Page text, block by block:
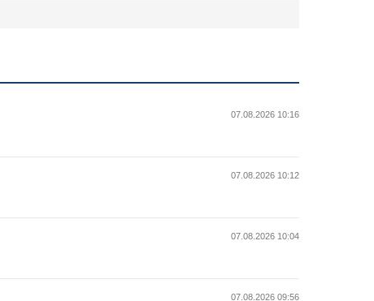
07.08.2026 10:16
07.08.2026 10:12
07.08.2026 10:04
07.08.2026 09:56